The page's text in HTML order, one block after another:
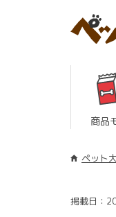
商品
ペット
掲載日：